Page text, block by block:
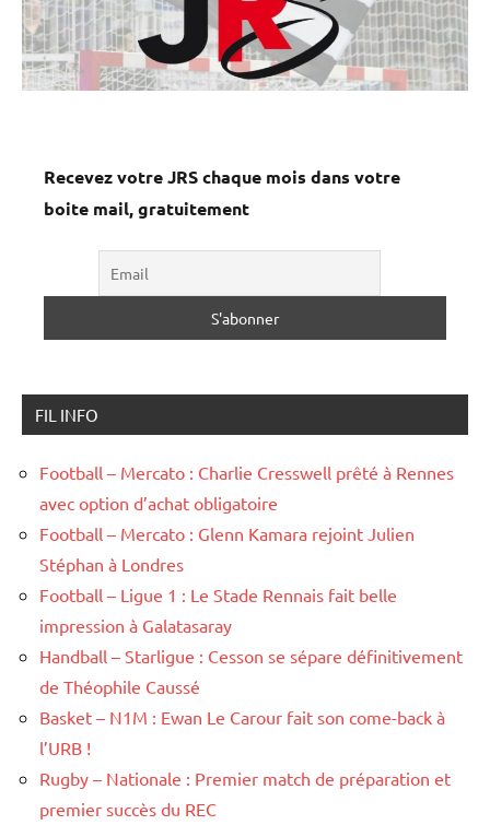
Recevez votre JRS chaque mois dans votre
boite mail, gratuitement
FIL INFO
Football – Mercato : Charlie Cresswell prêté à Rennes
avec option d’achat obligatoire
Football – Mercato : Glenn Kamara rejoint Julien
Stéphan à Londres
Football – Ligue 1 : Le Stade Rennais fait belle
impression à Galatasaray
Handball – Starligue : Cesson se sépare définitivement
de Théophile Caussé
Basket – N1M : Ewan Le Carour fait son come-back à
l’URB !
Rugby – Nationale : Premier match de préparation et
premier succès du REC